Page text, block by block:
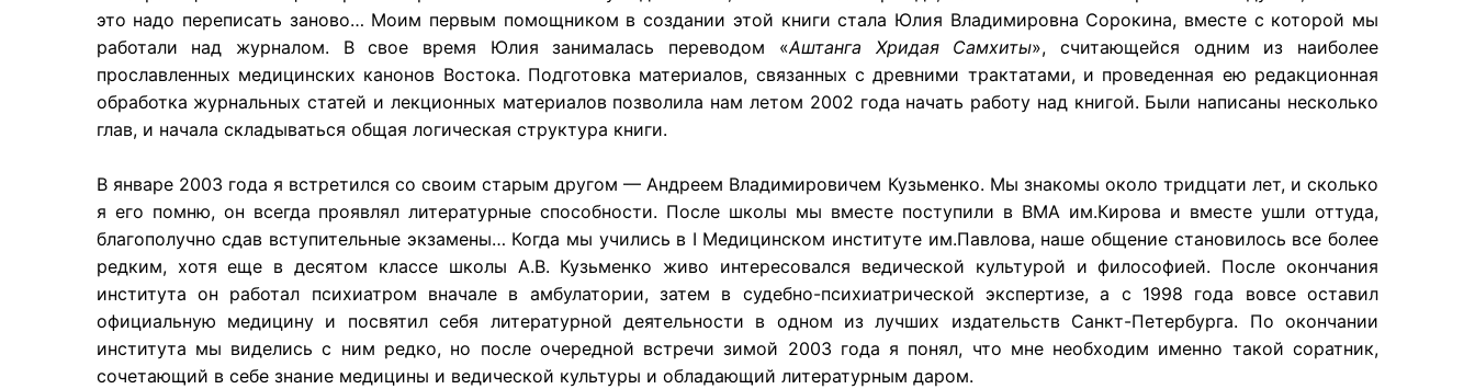
это надо переписать заново… Моим первым помощником в создании этой книги стала Юлия Владимировна Сорокина, вместе с которой мы
работали над журналом. В свое время Юлия занималась переводом «Аштанга Хридая Самхиты», считающейся одним из наиболее
прославленных медицинских канонов Востока. Подготовка материалов, связанных с древними трактатами, и проведенная ею редакционная
обработка журнальных статей и лекционных материалов позволила нам летом 2002 года начать работу над книгой. Были написаны несколько
глав, и начала складываться общая логическая структура книги.
В январе 2003 года я встретился со своим старым другом — Андреем Владимировичем Кузьменко. Мы знакомы около тридцати лет, и сколько
я его помню, он всегда проявлял литературные способности. После школы мы вместе поступили в ВМА им.Кирова и вместе ушли оттуда,
благополучно сдав вступительные экзамены… Когда мы учились в I Медицинском институте им.Павлова, наше общение становилось все более
редким, хотя еще в десятом классе школы А.В. Кузьменко живо интересовался ведической культурой и философией. После окончания
института он работал психиатром вначале в амбулатории, затем в судебно-психиатрической экспертизе, а с 1998 года вовсе оставил
официальную медицину и посвятил себя литературной деятельности в одном из лучших издательств Санкт-Петербурга. По окончании
института мы виделись с ним редко, но после очередной встречи зимой 2003 года я понял, что мне необходим именно такой соратник,
сочетающий в себе знание медицины и ведической культуры и обладающий литературным даром.